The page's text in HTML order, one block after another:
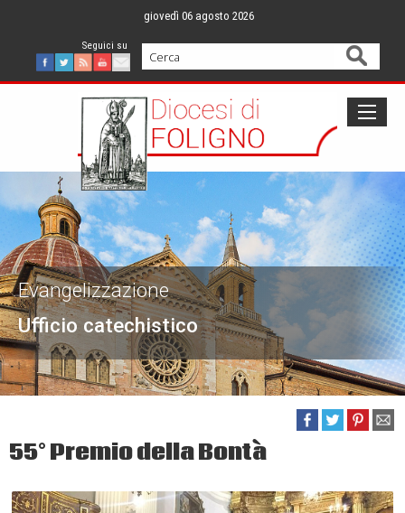
content
giovedì 06 agosto 2026
Facebook
Twitter
FeedYoutube
Mail
Cerca
Ufficio catechistico
Evangelizzazione
55° Premio della Bontà